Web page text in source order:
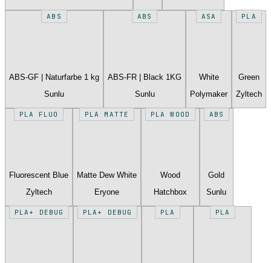
ABS
ABS-GF | Naturfarbe 1 kg
Sunlu
ABS
ABS-FR | Black 1KG
Sunlu
ASA
White
Polymaker
PLA
Green
Zyltech
PLA FLUO
Fluorescent Blue
Zyltech
PLA MATTE
Matte Dew White
Eryone
PLA WOOD
Wood
Hatchbox
ABS
Gold
Sunlu
PLA+ DEBUG PLA+ DEBUG PLA PLA